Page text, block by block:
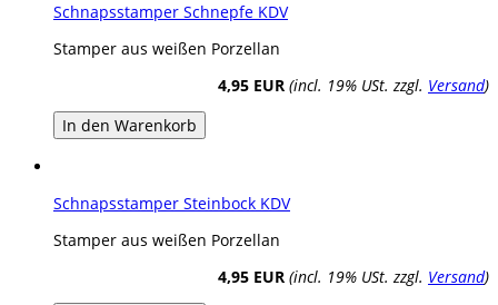
Schnapsstamper Schnepfe KDV
Stamper aus weißen Porzellan
4,95 EUR (incl. 19% USt. zzgl. Versand)
In den Warenkorb
Schnapsstamper Steinbock KDV
Stamper aus weißen Porzellan
4,95 EUR (incl. 19% USt. zzgl. Versand)